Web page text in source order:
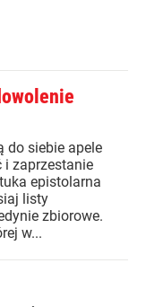
do siebie apele
i zaprzestanie
epistolarna
listy
zbiorowe.
w...